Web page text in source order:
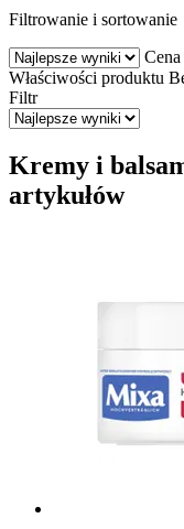
Filtrowanie i sortowanie
Cena
Właściwości produktu
Filtr
Kremy i
artykułów